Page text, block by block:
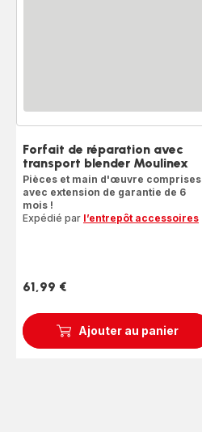
Ajouter au panier
Forfait de réparation avec
transport blender Moulinex
Pièces et main d'œuvre comprises
avec extension de garantie de 6
mois !
Expédié par l’entrepôt accessoires
Prix
61,99 €